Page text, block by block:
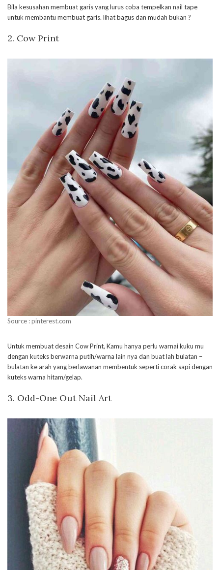
Bila kesusahan membuat garis yang lurus coba tempelkan nail tape
untuk membantu membuat garis. lihat bagus dan mudah bukan ?
2. Cow Print
Source : pinterest.com
Untuk membuat desain Cow Print, Kamu hanya perlu warnai kuku mu
dengan kuteks berwarna putih/warna lain nya dan buat lah bulatan –
bulatan ke arah yang berlawanan membentuk seperti corak sapi dengan
kuteks warna hitam/gelap.
3. Odd-One Out Nail Art